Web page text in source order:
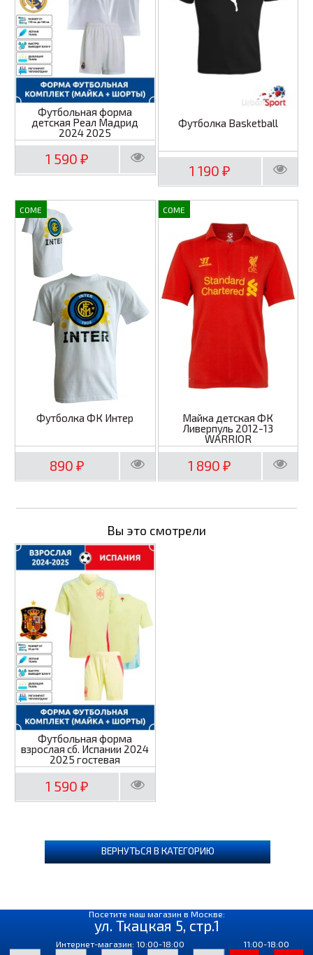
Футбольная форма
детская Реал Мадрид
2024 2025
1 590 ₽
Футболка Basketball
1 190 ₽
COME
Футболка ФК Интер
890 ₽
COME
Майка детская ФК
Ливерпуль 2012-13
WARRIOR
1 890₽
Вы это смотрели
Футбольная форма
взрослая сб. Испании 2024
2025 гостевая
1 590 ₽
ВЕРНУТЬСЯ В КАТЕГОРИЮ
Посетите наш магазин в Москве:
ул. Ткацкая 5, стр.1
Интернет-магазин: 10:00-18:00 11:00-18:00